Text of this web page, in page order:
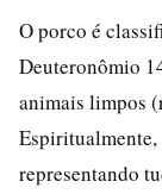
O porco é
Deuteronômio
animais limpos
Espiritualmente,
representando